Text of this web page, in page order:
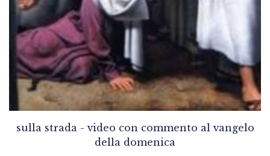
sulla strada - video con commento al vangelo
della domenica